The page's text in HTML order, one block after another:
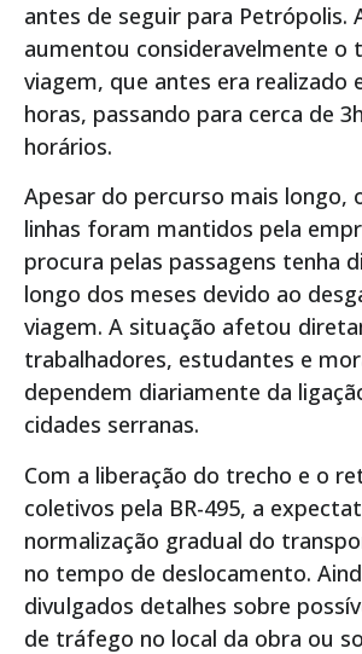
antes de seguir para Petrópolis.
aumentou consideravelmente o
viagem, que antes era realizado
horas, passando para cerca de
horários.
Apesar do percurso mais longo,
linhas foram mantidos pela
procura pelas passagens tenha
longo dos meses devido ao
viagem. A situação afetou
trabalhadores, estudantes e
dependem diariamente da
cidades serranas.
Com a liberação do trecho e o
coletivos pela BR-495, a
normalização gradual do
no tempo de deslocamento.
divulgados detalhes sobre
de tráfego no local da obra ou